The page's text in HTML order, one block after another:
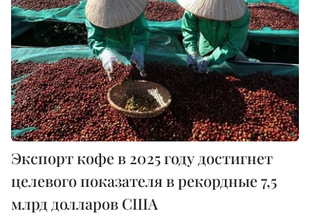
Экспорт кофе в 2025 году достигнет
целевого показателя в рекордные 7,5
млрд долларов США